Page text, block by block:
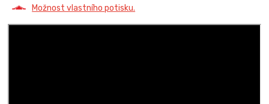
Možnost vlastního potisku.